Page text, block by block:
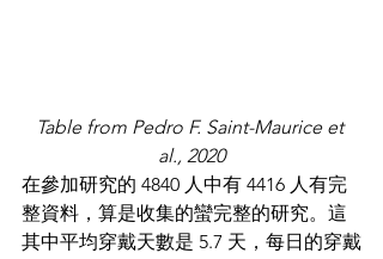
Table from Pedro F. Saint-Maurice et
al., 2020
在參加研究的 4840 人中有 4416 人有完
整資料，算是收集的蠻完整的研究。這
其中平均穿戴天數是 5.7 天，每日的穿戴